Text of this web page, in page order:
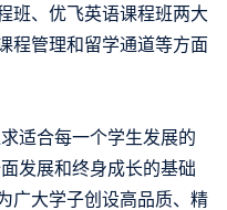
班、优飞英语课程班两大
程管理和留学通道等方面
适合每一个学生发展的
发展和终身成长的基础
广大学子创设高品质、精